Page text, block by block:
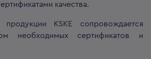
качества.
KSKE сопровождается
необходимых сертификатов и